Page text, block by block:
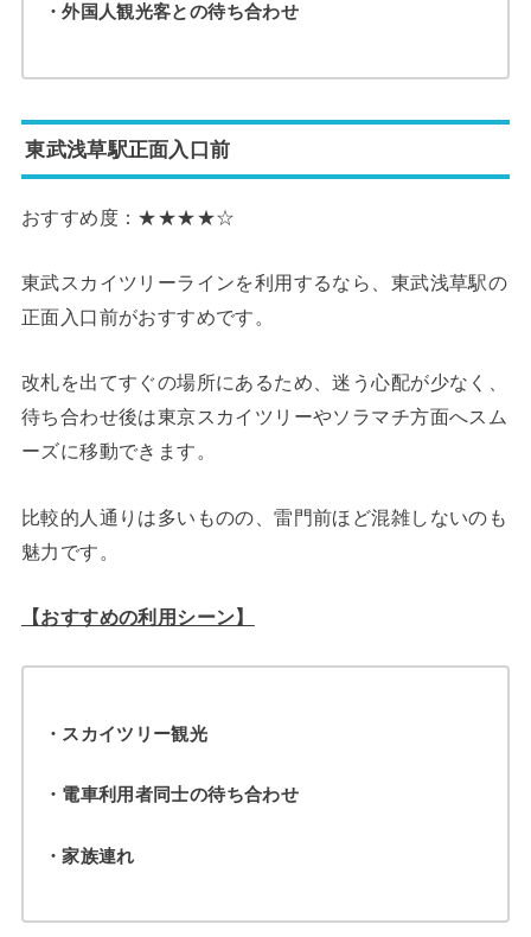
・外国人観光客との待ち合わせ
東武浅草駅正面入口前
おすすめ度：★★★★☆
東武スカイツリーラインを利用するなら、東武浅草駅の
正面入口前がおすすめです。
改札を出てすぐの場所にあるため、迷う心配が少なく、
待ち合わせ後は東京スカイツリーやソラマチ方面へスム
ーズに移動できます。
比較的人通りは多いものの、雷門前ほど混雑しないのも
魅力です。
【おすすめの利用シーン】
・スカイツリー観光
・電車利用者同士の待ち合わせ
・家族連れ